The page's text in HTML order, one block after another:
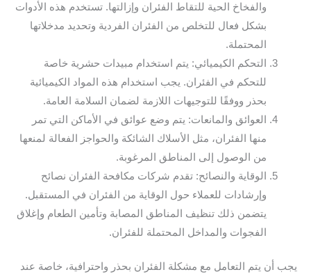
والفخاخ الحية للتقاط الفئران وإزالتها. تستخدم هذه الأدوات
بشكل فعال للتخلص من الفئران الفردية وتحديد مدخلاتها
المحتملة.
التحكم الكيميائي: يتم استخدام مبيدات حشرية خاصة
للتحكم في الفئران. يجب استخدام هذه المواد الكيميائية
بحذر ووفقًا للتوجيهات اللازمة لضمان السلامة العامة.
العوائق والمانعات: يتم وضع عوائق في الأماكن التي تمر
منها الفئران، مثل الأسلاك الشائكة والحواجز الفعالة لمنعها
من الوصول إلى المناطق المرغوبة.
الوقاية والنصائح: تقدم شركات مكافحة الفئران نصائح
وإرشادات للعملاء حول الوقاية من الفئران في المستقبل.
يتضمن ذلك تنظيف المناطق المصابة وتأمين الطعام وإغلاق
الفجوات والمداخل المحتملة للفئران.
يجب أن يتم التعامل مع مشكلة الفئران بحذر واحترافية، خاصة عند